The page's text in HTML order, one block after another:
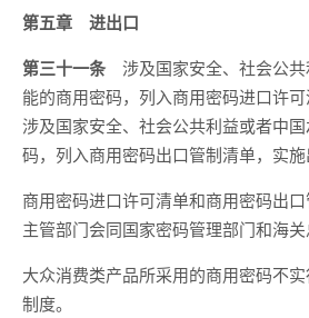
第五章 进出口
第三十一条 涉及国家安全、社会公
能的商用密码，列入商用密码进口许可
涉及国家安全、社会公共利益或者中
码，列入商用密码出口管制清单，实施
商用密码进口许可清单和商用密码出
主管部门会同国家密码管理部门和海关
大众消费类产品所采用的商用密码不
制度。